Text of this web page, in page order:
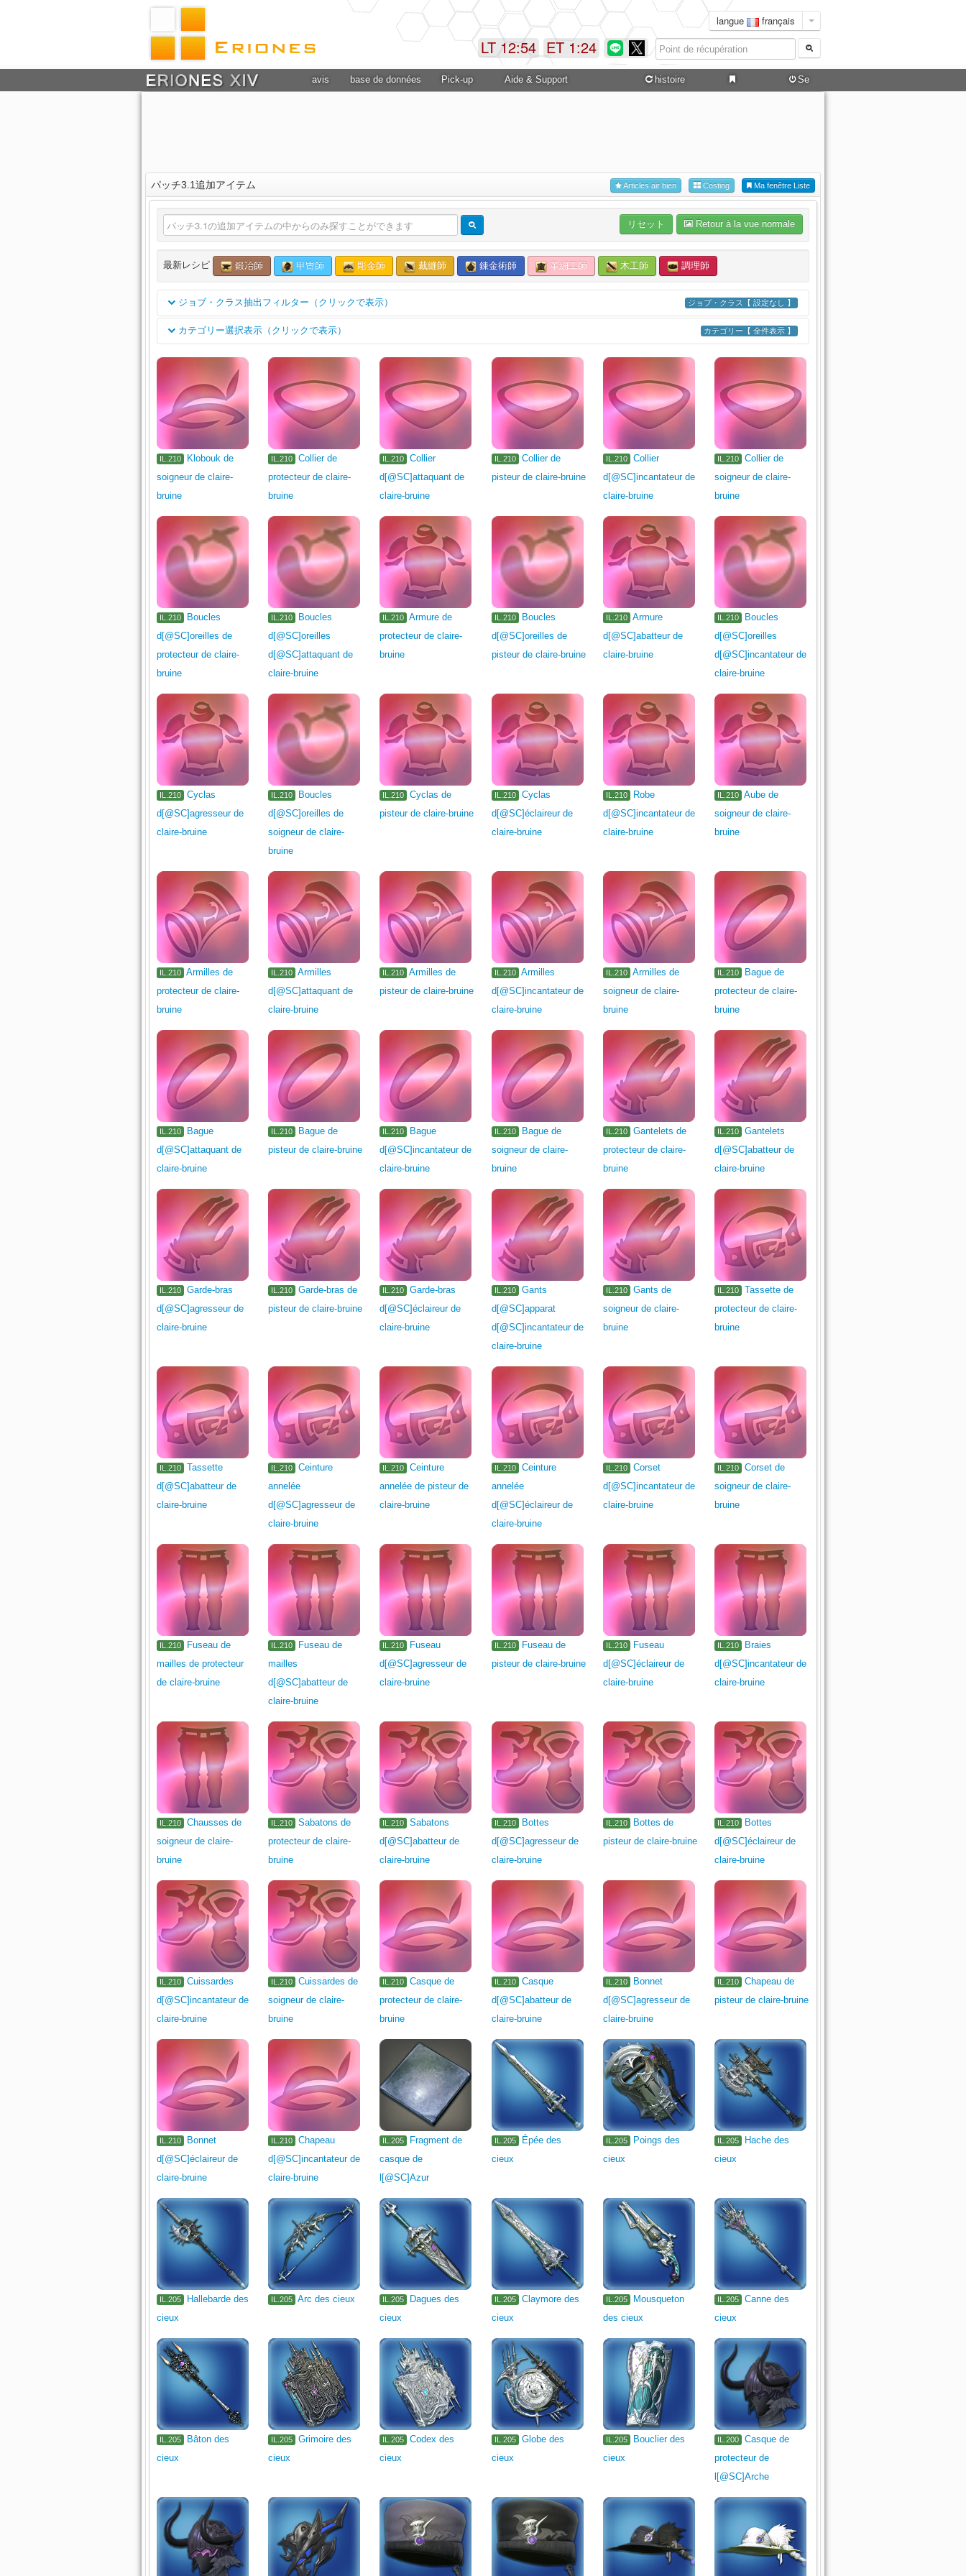
langue français
ET 1:25
LT 12:54
avis base de données Pick-up Aide & Support histoire Se
パッチ3.1追加アイテム Ma fenêtre Liste
Costing
Articles air bien
Retour à la vue normale
リセット
最新レシピ 鍛冶師 甲冑師 彫金師 裁縫師 錬金術師 革細工師 木工師 調理師
ジョブ・クラス抽出フィルター（クリックで表示） ジョブ・クラス【 設定なし 】
classe
Job
カテゴリー選択表示（クリックで表示） カテゴリー【 全件表示 】
Arme de surineur Arme de chevalier noir Arme de machiniste Arme d'astromancien 1105
Arme de pugiliste
Arme de gladiateur
Arme de maraudeur
弓 Arme d'archer Arme à deux mains d'occultiste Arme à deux mains d'élémentaliste Grimoire Bouclier
Appât de pêche
Tête
Torse Jambes Mains Pieds Ceinture Collier Boucle d'oreille Bracelet
Médicament Produit de la pêche Pierre Tissu
Tapisserie Luminaire Meuble de jardin Meuble Mobilier de table Mobilier mural
Jardinage Divers (événements) Carte de Triple Triade
IL.210
Klobouk de
soigneur de claire-
bruine
IL.210
Collier de
protecteur de claire-
bruine
IL.210
Collier
d[@SC]attaquant de
claire-bruine
IL.210
Collier de
pisteur de claire-bruine
IL.210
Collier
d[@SC]incantateur de
claire-bruine
IL.210
Collier de
soigneur de claire-
bruine
IL.210
Boucles
d[@SC]oreilles de
protecteur de claire-
bruine
IL.210
Boucles
d[@SC]oreilles
d[@SC]attaquant de
claire-bruine
IL.210
Armure de
protecteur de claire-
bruine
IL.210
Boucles
d[@SC]oreilles de
pisteur de claire-bruine
IL.210 Armure
d[@SC]abatteur de
claire-bruine
IL.210
Boucles
d[@SC]oreilles
d[@SC]incantateur de
claire-bruine
IL.210
Cyclas
d[@SC]agresseur de
claire-bruine
IL.210
Boucles
d[@SC]oreilles de
soigneur de claire-
bruine
IL.210
Cyclas de
pisteur de claire-bruine
IL.210
Cyclas
d[@SC]éclaireur de
claire-bruine
IL.210
Robe
d[@SC]incantateur de
claire-bruine
IL.210 Aube de
soigneur de claire-
bruine
IL.210 Armilles de
protecteur de claire-
bruine
IL.210
Armilles
d[@SC]attaquant de
claire-bruine
IL.210
Armilles de
pisteur de claire-bruine
IL.210
Armilles
d[@SC]incantateur de
claire-bruine
IL.210 Armilles de
soigneur de claire-
bruine
IL.210
Bague de
protecteur de claire-
bruine
IL.210
Bague
d[@SC]attaquant de
claire-bruine
IL.210
Bague de
pisteur de claire-bruine
IL.210
Bague
d[@SC]incantateur de
claire-bruine
IL.210
Bague de
soigneur de claire-
bruine
IL.210
Gantelets de
protecteur de claire-
bruine
IL.210
Gantelets
d[@SC]abatteur de
claire-bruine
IL.210
Garde-bras
d[@SC]agresseur de
claire-bruine
IL.210
Garde-bras de
pisteur de claire-bruine
IL.210
Garde-bras
d[@SC]éclaireur de
claire-bruine
IL.210
Gants
d[@SC]apparat
d[@SC]incantateur de
claire-bruine
IL.210
Gants de
soigneur de claire-
bruine
IL.210
Tassette de
protecteur de claire-
bruine
IL.210
Tassette
d[@SC]abatteur de
claire-bruine
IL.210
Ceinture
annelée
d[@SC]agresseur de
claire-bruine
IL.210
Ceinture
annelée de pisteur de
claire-bruine
IL.210
Ceinture
annelée
d[@SC]éclaireur de
claire-bruine
IL.210
Corset
d[@SC]incantateur de
claire-bruine
IL.210
Corset de
soigneur de claire-
bruine
IL.210
Fuseau de
mailles de protecteur
de claire-bruine
IL.210
Fuseau de
mailles
d[@SC]abatteur de
claire-bruine
IL.210
Fuseau
d[@SC]agresseur de
claire-bruine
IL.210
Fuseau de
pisteur de claire-bruine
IL.210
Fuseau
d[@SC]éclaireur de
claire-bruine
IL.210
Braies
d[@SC]incantateur de
claire-bruine
IL.210
Chausses de
soigneur de claire-
bruine
IL.210
Sabatons de
protecteur de claire-
bruine
IL.210
Sabatons
d[@SC]abatteur de
claire-bruine
IL.210
Bottes
d[@SC]agresseur de
claire-bruine
IL.210
Bottes de
pisteur de claire-bruine
IL.210
Bottes
d[@SC]éclaireur de
claire-bruine
IL.210
Cuissardes
d[@SC]incantateur de
claire-bruine
IL.210
Cuissardes de
soigneur de claire-
bruine
IL.210
Casque de
protecteur de claire-
bruine
IL.210
Casque
d[@SC]abatteur de
claire-bruine
IL.210
Bonnet
d[@SC]agresseur de
claire-bruine
IL.210
Chapeau de
pisteur de claire-bruine
IL.210
Bonnet
d[@SC]éclaireur de
claire-bruine
IL.210
Chapeau
d[@SC]incantateur de
claire-bruine
IL.205
Fragment de
casque de
l[@SC]Azur
IL.205
Épée des
cieux
IL.205
Poings des
cieux
IL.205
Hache des
cieux
IL.205
Hallebarde des
cieux
IL.205 Arc des cieux IL.205
Dagues des
cieux
IL.205
Claymore des
cieux
IL.205
Mousqueton
des cieux
IL.205
Canne des
cieux
IL.205
Bâton des
cieux
IL.205
Grimoire des
cieux
IL.205
Codex des
cieux
IL.205
Globe des
cieux
IL.205
Bouclier des
cieux
IL.200
Casque de
protecteur de
l[@SC]Arche